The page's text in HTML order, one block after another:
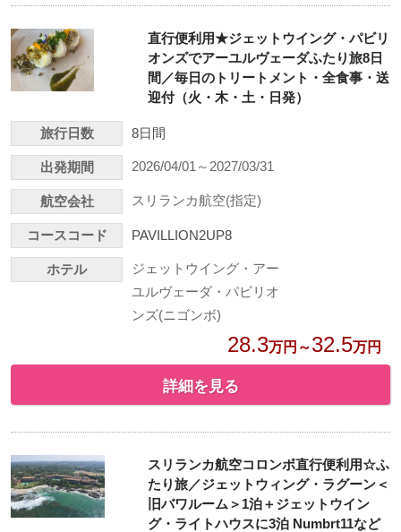
直行便利用★ジェットウイング・パビリ
オンズでアーユルヴェーダふたり旅8日
間／毎日のトリートメント・全食事・送
迎付（火・木・土・日発）
旅行日数 8日間
出発期間 2026/04/01～2027/03/31
航空会社 スリランカ航空(指定)
コースコード PAVILLION2UP8
ホテル
ジェットウイング・アー
ユルヴェーダ・パビリオ
ンズ(ニゴンボ)
28.3万円～32.5万円
詳細を見る
スリランカ航空コロンボ直行便利用☆ふ
たり旅／ジェットウィング・ラグーン＜
旧バワルーム＞1泊＋ジェットウイン
グ・ライトハウスに3泊 Numbrt11など